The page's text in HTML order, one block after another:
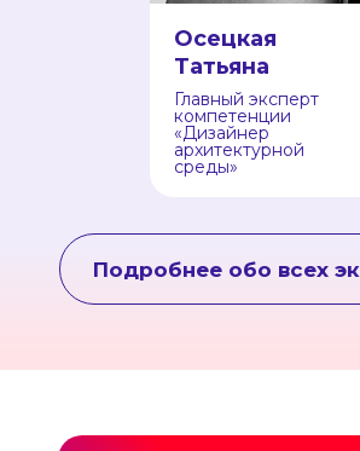
Осецкая
Татьяна
Главный эксперт
компетенции
«Дизайнер
архитектурной
среды»
Подробнее обо всех